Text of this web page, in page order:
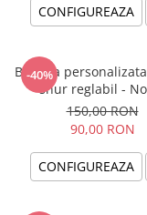
CONFIGUREAZA
-40%
Bratara
snur reglabil -
150,00 RON
90,00 RON
CONFIGUREAZA